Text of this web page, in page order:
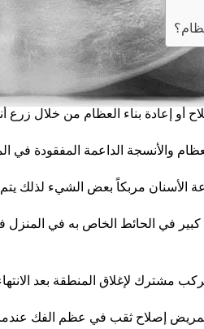
الأسنان؟
أو إعادة بناء العظام من خلال
والأنسجة الداعمة المفقودة
الأسنان مربكاً بعض الشيء لذلك يتم
في الحائط الخاص به في المنزل
مشترك لإغلاق المنطقة بعد
إصلاح ثقب في عظم الفك